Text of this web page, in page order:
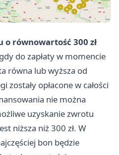
o równowartość 300 zł
do zapłaty w momencie
równa lub wyższa od
zostały opłacone w całości
nie można
uzyskanie zwrotu
niższa niż 300 zł. W
bon będzie